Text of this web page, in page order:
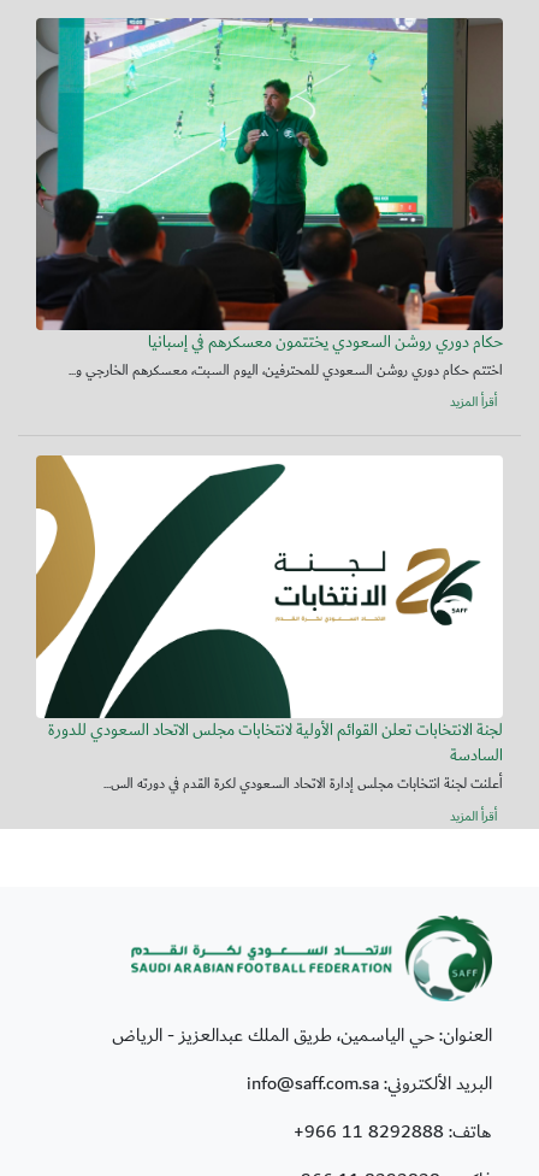
حكام دوري روشن السعودي يختتمون معسكرهم في إسبانيا
اختتم حكام دوري روشن السعودي للمحترفين، اليوم السبت، معسكرهم الخارجي و...
أقرأ المزيد
لجنة الانتخابات تعلن القوائم الأولية لانتخابات مجلس الاتحاد السعودي للدورة
السادسة
أعلنت لجنة انتخابات مجلس إدارة الاتحاد السعودي لكرة القدم في دورته الس...
أقرأ المزيد
العنوان: حي الياسمين، طريق الملك عبدالعزيز - الرياض
البريد الألكتروني: info@saff.com.sa
هاتف:+966 11 8292888